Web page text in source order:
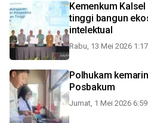
Kemenkum
tinggi bangun
intelektual
Rabu, 13 Mei 2026 1:17
Polhukam
Posbakum
Jumat, 1 Mei 2026 6:59